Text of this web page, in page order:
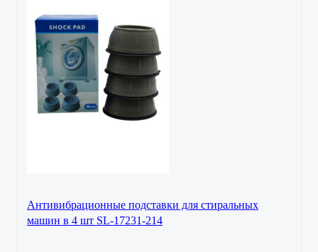
Антивибрационные подставки для стиральных
машин в 4 шт SL-17231-214